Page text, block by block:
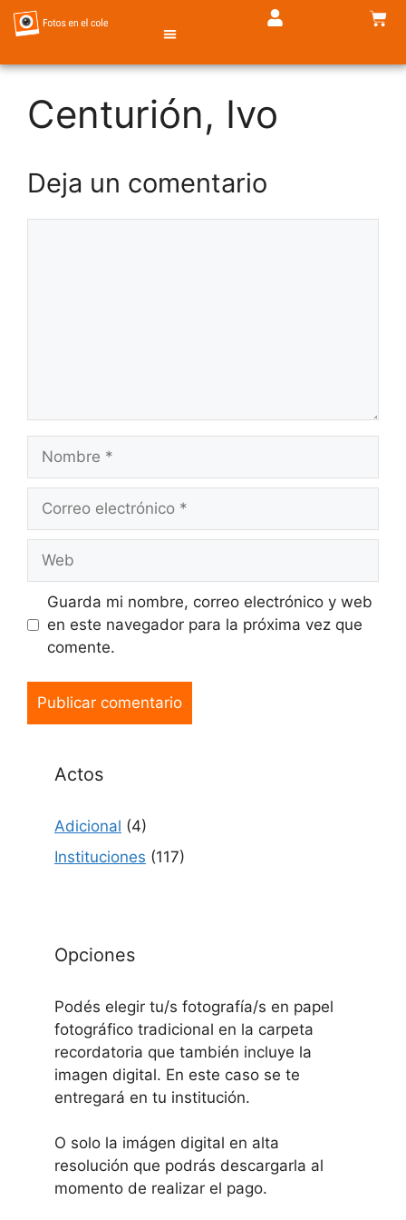
Centurión, Ivo
Deja un comentario
Guarda mi nombre, correo electrónico y web
en este navegador para la próxima vez que
comente.
Actos
Adicional (4)
Instituciones (117)
Opciones
Podés elegir tu/s fotografía/s en papel
fotográfico tradicional en la carpeta
recordatoria que también incluye la
imagen digital. En este caso se te
entregará en tu institución.
O solo la imágen digital en alta
resolución que podrás descargarla al
momento de realizar el pago.